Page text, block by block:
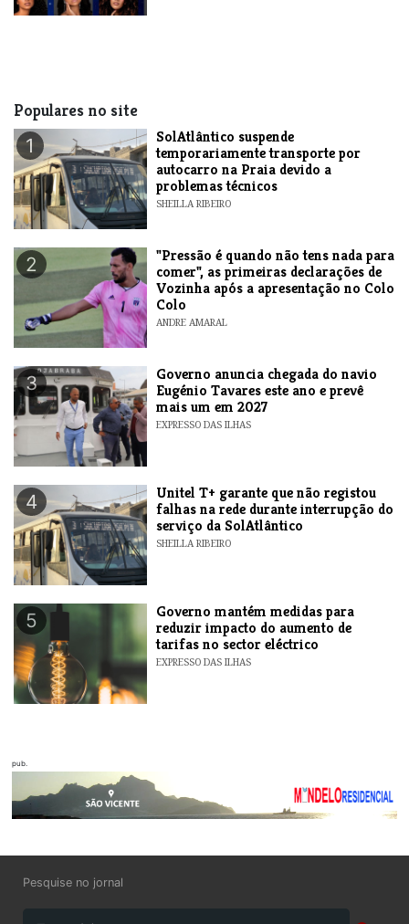
Populares no site
1
SolAtlântico suspende
temporariamente transporte por
autocarro na Praia devido a
problemas técnicos
SHEILLA RIBEIRO
2
"Pressão é quando não tens nada para
comer", as primeiras declarações de
Vozinha após a apresentação no Colo
Colo
ANDRE AMARAL
3
Governo anuncia chegada do navio
Eugénio Tavares este ano e prevê
mais um em 2027
EXPRESSO DAS ILHAS
4
Unitel T+ garante que não registou
falhas na rede durante interrupção do
serviço da SolAtlântico
SHEILLA RIBEIRO
5
Governo mantém medidas para
reduzir impacto do aumento de
tarifas no sector eléctrico
EXPRESSO DAS ILHAS
pub.
Pesquise no jornal